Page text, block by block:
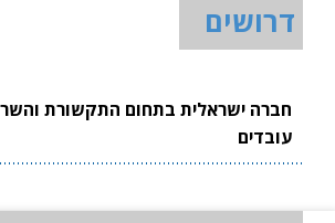
דרושים
חברה ישראלית בתחום התקשורת
עובדים